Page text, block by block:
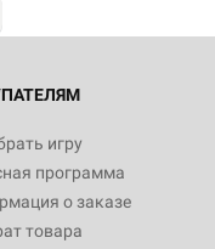
игру
программа
о заказе
товара